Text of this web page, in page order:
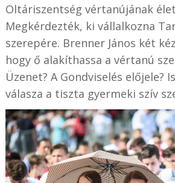
Oltáriszentség vértanújának
Megkérdezték, ki vállalkozna
szerepére. Brenner János két
hogy ő alakíthassa a vértanú
Üzenet? A Gondviselés előjele?
válasza a tiszta gyermeki szív